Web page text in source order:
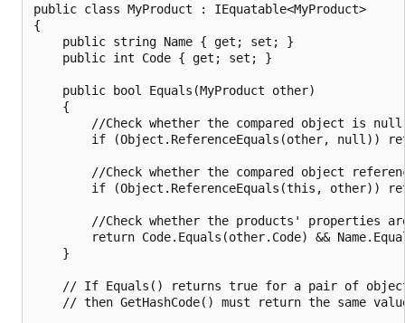
public class MyProduct : IEquatable<MyProduct>
{
    public string Name { get; set; }
    public int Code { get; set; }
    public bool Equals(MyProduct other)
    {
//Check whether the compared object is
if (Object.ReferenceEquals(other, null))
//Check whether the compared object
if (Object.ReferenceEquals(this, other))
//Check whether the products' properties
return Code.Equals(other.Code) &&
    }
// If Equals() returns true for a pair of
// then GetHashCode() must return the same